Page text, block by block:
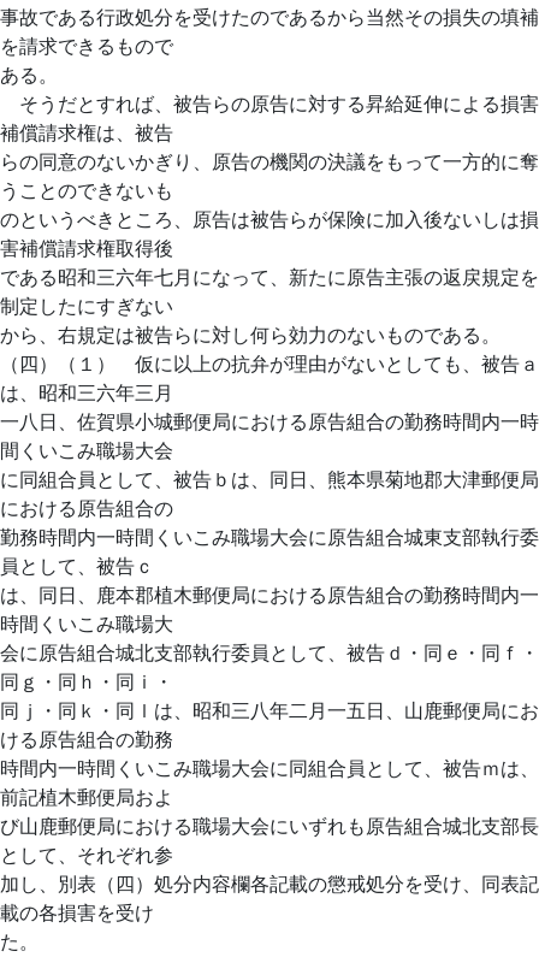
事故である行政処分を受けたのであるから当然その損失の填補
を請求できるもので
ある。
そうだとすれば、被告らの原告に対する昇給延伸による損害
補償請求権は、被告
らの同意のないかぎり、原告の機関の決議をもって一方的に奪
うことのできないも
のというべきところ、原告は被告らが保険に加入後ないしは損
害補償請求権取得後
である昭和三六年七月になって、新たに原告主張の返戻規定を
制定したにすぎない
から、右規定は被告らに対し何ら効力のないものである。
（四）（１） 仮に以上の抗弁が理由がないとしても、被告ａ
は、昭和三六年三月
一八日、佐賀県小城郵便局における原告組合の勤務時間内一時
間くいこみ職場大会
に同組合員として、被告ｂは、同日、熊本県菊地郡大津郵便局
における原告組合の
勤務時間内一時間くいこみ職場大会に原告組合城東支部執行委
員として、被告ｃ
は、同日、鹿本郡植木郵便局における原告組合の勤務時間内一
時間くいこみ職場大
会に原告組合城北支部執行委員として、被告ｄ・同ｅ・同ｆ・
同ｇ・同ｈ・同ｉ・
同ｊ・同ｋ・同ｌは、昭和三八年二月一五日、山鹿郵便局にお
ける原告組合の勤務
時間内一時間くいこみ職場大会に同組合員として、被告ｍは、
前記植木郵便局およ
び山鹿郵便局における職場大会にいずれも原告組合城北支部長
として、それぞれ参
加し、別表（四）処分内容欄各記載の懲戒処分を受け、同表記
載の各損害を受け
た。